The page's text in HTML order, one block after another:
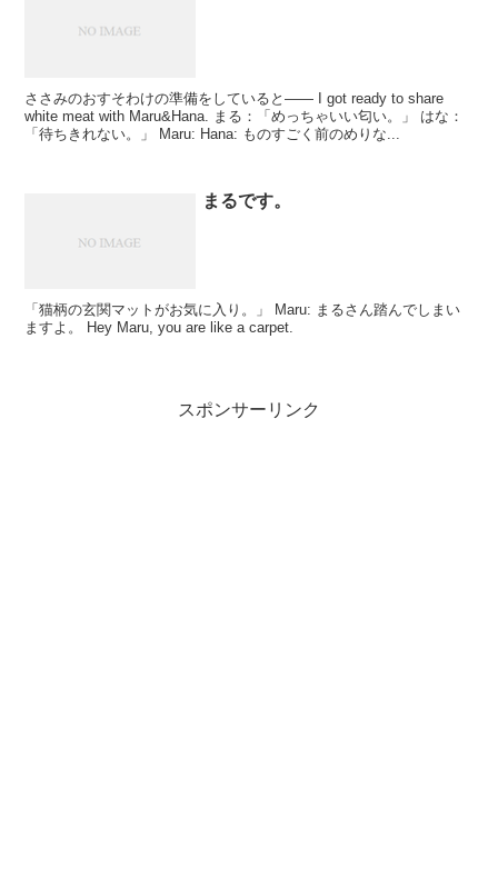
ささみのおすそわけの準備をしていると―― I got ready to share
white meat with Maru&Hana. まる：「めっちゃいい匂い。」 はな：
「待ちきれない。」 Maru: Hana: ものすごく前のめりな...
まるです。
「猫柄の玄関マットがお気に入り。」 Maru: まるさん踏んでしまい
ますよ。 Hey Maru, you are like a carpet.
スポンサーリンク